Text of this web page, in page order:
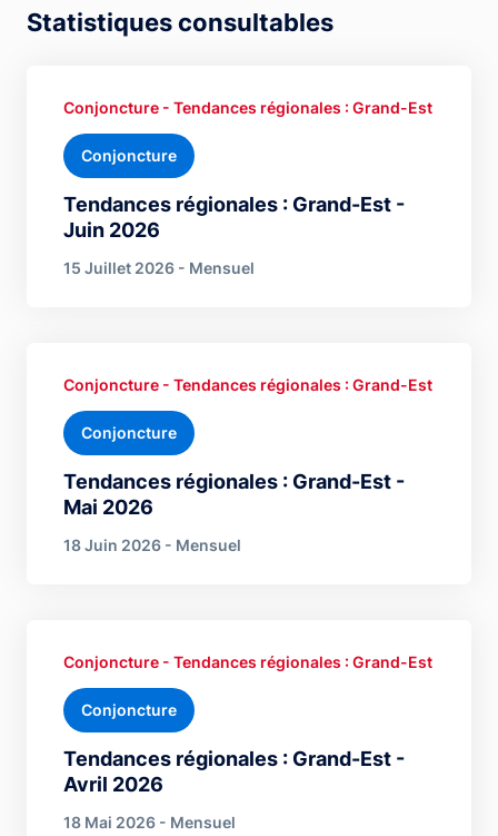
Statistiques consultables
Tendances régionales : Grand-Est -
Juin 2026
Conjoncture - Tendances régionales : Grand-Est
Conjoncture
15 Juillet 2026 - Mensuel
Tendances régionales : Grand-Est -
Mai 2026
Conjoncture - Tendances régionales : Grand-Est
Conjoncture
18 Juin 2026 - Mensuel
Tendances régionales : Grand-Est -
Avril 2026
Conjoncture - Tendances régionales : Grand-Est
Conjoncture
18 Mai 2026 - Mensuel